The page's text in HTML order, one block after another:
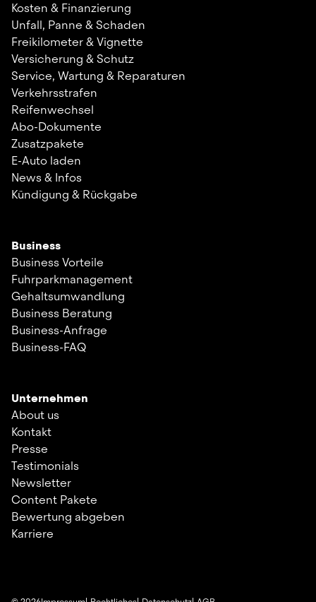
Kosten & Finanzierung
Unfall, Panne & Schaden
Freikilometer & Vignette
Versicherung & Schutz
Service, Wartung & Reparaturen
Verkehrsstrafen
Reifenwechsel
Abo-Dokumente
Zusatzpakete
E-Auto laden
News & Infos
Kündigung & Rückgabe
Business
Business Vorteile
Fuhrparkmanagement
Gehaltsumwandlung
Business Beratung
Business-Anfrage
Business-FAQ
Unternehmen
About us
Kontakt
Presse
Testimonials
Newsletter
Content Pakete
Bewertung abgeben
Karriere